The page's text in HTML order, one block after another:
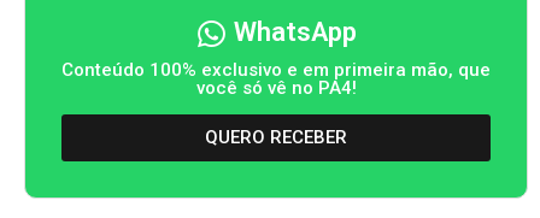
WhatsApp
Conteúdo 100% exclusivo e em primeira mão, que
você só vê no PA4!
QUERO RECEBER